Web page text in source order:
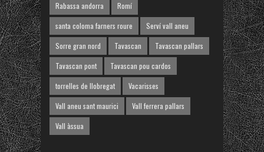
Rabassa andorra
Romí
santa coloma farners roure
Serví vall aneu
Sorre gran nord
Tavascan
Tavascan pallars
Tavascan pont
Tavascan pou cardos
torrelles de llobregat
Vacarisses
Vall aneu sant maurici
Vall ferrera pallars
Vall àssua